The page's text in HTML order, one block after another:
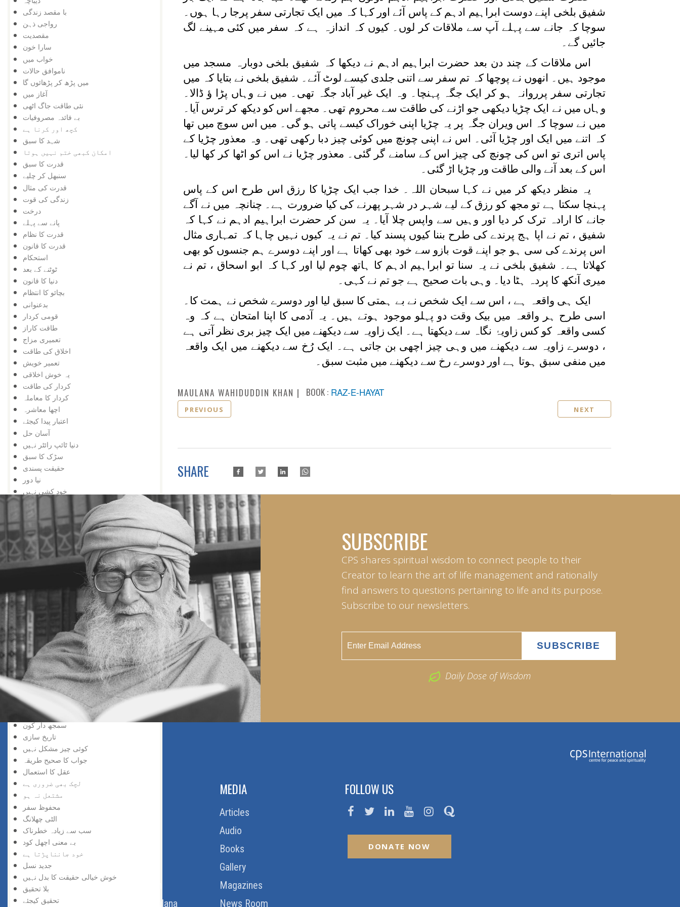
با مقصد زندگی
رواجی ذہن
مقصدیت
سارا خون
خواب میں
ناموافق حالات
میں پڑھ کر پڑھائوں گا
آغاز میں
نئی طاقت جاگ اٹھی
بے فائدہ مصروفیات
کچھ اور کرنا ہے
شہد کا سبق
امکان کبھی ختم نہیں ہوتا
قدرت کا سبق
سنبھل کر چلیے
قدرت کی مثال
زندگی کی قوت
درخت
پانے سے پہلے
قدرت کا نظام
قدرت کا قانون
استحکام
ٹوٹنے کے بعد
دنیا کا قانون
بچائو کا انتظام
بدعنوانی
قومی کردار
طاقت کاراز
تعمیری مزاج
اخلاق کی طاقت
تعمیر خویش
یہ خوش اخلاقی
کردار کی طاقت
کردار کا معاملہ
اچھا معاشرہ
اعتبار پیدا کیجئے
آسان حل
دنیا ٹائپ رائٹر نہیں
سڑک کا سبق
حقیقت پسندی
نیا دور
خود کشی نہیں
شوق کافی ہے
زبان درازی
حقیقت پسندی نہ کہ شوق
دشمنی کے وقت بھی
تعلیم کی اہمیت
ایک کے بعد دوسرا
مواقع کا استعمال
کامیابی کے لیے
کمی کی تلافی
بربادی کے بعد بھی
تم غریب نہیں ، دولت مند ہو
کمزوری نعمت ثابت ہوئی
سڑک بند ہے
افسوس نہ کیجئے
ناکامی زینہ بن گئی
سمجھ دار کون
تاریخ سازی
کوئی چیز مشکل نہیں
جواب کا صحیح طریقہ
عقل کا استعمال
لچک بھی ضروری ہے
مشتعل نہ ہو
محفوظ سفر
الٹی چھلانگ
سب سے زیادہ خطرناک
بے معنی اچھل کود
خود جانناپڑتا ہے
جدید نسل
خوش خیالی حقیقت کا بدل نہیں
بلا تحقیق
تحقیق کیجئے
شفیق بلخی اپنے دوست ابراہیم ادہم کے پاس آئے اور کہا کہ میں ایک تجارتی سفر پرجا رہا ہوں۔
سوچا کہ جانے سے پہلے آپ سے ملاقات کر لوں۔ کیوں کہ اندازہ ہے کہ سفر میں کئی مہینے لگ
جائیں گے۔
اس ملاقات کے چند دن بعد حضرت ابراہیم ادہم نے دیکھا کہ شفیق بلخی دوبارہ مسجد میں
موجود ہیں۔ انھوں نے پوچھا کہ تم سفر سے اتنی جلدی کیسے لوٹ آئے۔ شفیق بلخی نے بتایا کہ میں
تجارتی سفر پرروانہ ہو کر ایک جگہ پہنچا۔ وہ ایک غیر آباد جگہ تھی۔ میں نے وہاں پڑا ؤ ڈالا۔
وہاں میں نے ایک چڑیا دیکھی جو اڑنے کی طاقت سے محروم تھی۔ مجھے اس کو دیکھ کر ترس آیا۔
میں نے سوچا کہ اس ویران جگہ پر یہ چڑیا اپنی خوراک کیسے پاتی ہو گی۔ میں اس سوچ میں تھا
کہ اتنے میں ایک اور چڑیا آئی۔ اس نے اپنی چونچ میں کوئی چیز دبا رکھی تھی۔ وہ معذور چڑیا کے
پاس اتری تو اس کی چونچ کی چیز اس کے سامنے گر گئی۔ معذور چڑیا نے اس کو اٹھا کر کھا لیا۔
اس کے بعد آنے والی طاقت ور چڑیا اڑ گئی۔
یہ منظر دیکھ کر میں نے کہا سبحان اللہ۔ خدا جب ایک چڑیا کا رزق اس طرح اس کے پاس
پہنچا سکتا ہے تو مجھ کو رزق کے لیے شہر در شہر پھرنے کی کیا ضرورت ہے۔ چنانچہ میں نے آگے
جانے کا ارادہ ترک کر دیا اور وہیں سے واپس چلا آیا۔ یہ سن کر حضرت ابراہیم ادہم نے کہا کہ
شفیق ، تم نے اپا ہج پرندے کی طرح بننا کیوں پسند کیا۔ تم نے یہ کیوں نہیں چاہا کہ تمہاری مثال
اس پرندے کی سی ہو جو اپنے قوت بازو سے خود بھی کھاتا ہے اور اپنے دوسرے ہم جنسوں کو بھی
کھلاتا ہے۔ شفیق بلخی نے یہ سنا تو ابراہیم ادہم کا ہاتھ چوم لیا اور کہا کہ ابو اسحاق ، تم نے
میری آنکھ کا پردہ ہٹا دیا۔ وہی بات صحیح ہے جو تم نے کہی۔
ایک ہی واقعہ ہے ، اس سے ایک شخص نے بے ہمتی کا سبق لیا اور دوسرے شخص نے ہمت کا۔
اسی طرح ہر واقعہ میں بیک وقت دو پہلو موجود ہوتے ہیں۔ یہ آدمی کا اپنا امتحان ہے کہ وہ
کسی واقعہ کو کس زاویۂ نگاہ سے دیکھتا ہے۔ ایک زاویہ سے دیکھنے میں ایک چیز بری نظر آتی ہے
، دوسرے زاویہ سے دیکھنے میں وہی چیز اچھی بن جاتی ہے۔ ایک رُخ سے دیکھنے میں ایک واقعہ
میں منفی سبق ہوتا ہے اور دوسرے رخ سے دیکھنے میں مثبت سبق۔
MAULANA WAHIDUDDIN KHAN BOOK : RAZ-E-HAYAT
PREVIOUS NEXT
SHARE
SUBSCRIBE
CPS shares spiritual wisdom to connect people to their
Creator to learn the art of life management and rationally
find answers to questions pertaining to life and its purpose.
Subscribe to our newsletters.
Daily Dose of Wisdom
Order Free Quran
Thoughts Of Maulana
MEDIA
Articles
Audio
Books
Gallery
Magazines
News Room
FOLLOW US
DONATE NOW